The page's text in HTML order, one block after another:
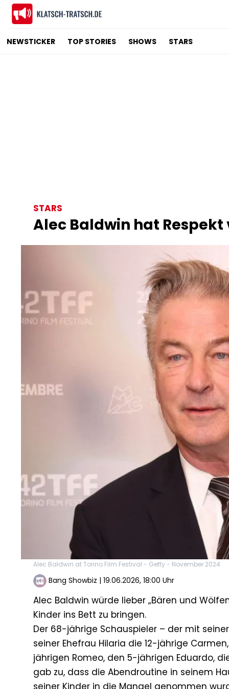
NEWSTICKER TOP STORIES SHOWS STARS
STARS
Alec Baldwin hat
Alec Baldwin at Torino Film Festival - Getty - November 2024
Bang Showbiz | 19.06.2026, 18:00 Uhr
Alec Baldwin würde lieber „Bären und
Kinder ins Bett zu bringen.
Der 68-jährige Schauspieler – der mit
seiner Ehefrau Hilaria die 12-jährige
jährigen Romeo, den 5-jährigen Eduardo,
gab zu, dass die Abendroutine in seinem
seiner Kinder in die Mangel genommen